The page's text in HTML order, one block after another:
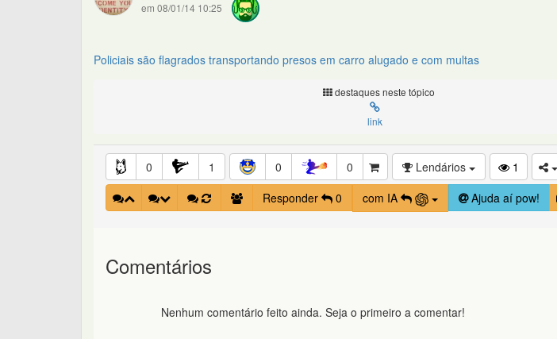
em 08/01/14 10:25
Policiais são flagrados transportando presos em carro alugado e com multas
destaques neste tópico
link
0 1 0 0 Lendários
1
Responder
0 com IA Ajuda aí pow!
Comentários
Nenhum comentário feito ainda. Seja o primeiro a comentar!